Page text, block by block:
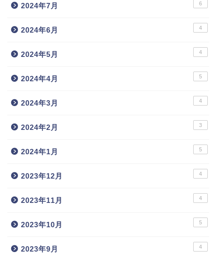
2024年7月 6
2024年6月 4
2024年5月 4
2024年4月 5
2024年3月 4
2024年2月 3
2024年1月 5
2023年12月 4
2023年11月 4
2023年10月 5
2023年9月 4